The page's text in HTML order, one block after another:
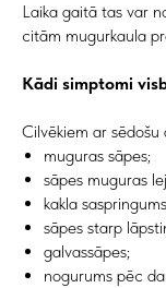
Laika gaitā tas var
citām mugurkaula
Kādi simptomi
Cilvēkiem ar
muguras sāpes;
sāpes muguras
kakla
sāpes starp
galvassāpes;
nogurums pēc